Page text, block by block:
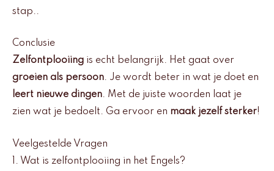
stap..
Conclusie
Zelfontplooiing is echt belangrijk. Het gaat over
groeien als persoon. Je wordt beter in wat je doet en
leert nieuwe dingen. Met de juiste woorden laat je
zien wat je bedoelt. Ga ervoor en maak jezelf sterker!
Veelgestelde Vragen
1. Wat is zelfontplooiing in het Engels?